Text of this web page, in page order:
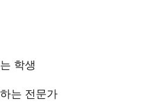
학생
는 전문가